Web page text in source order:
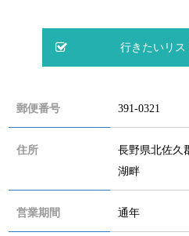
郵便番号 391-0321
住所
長野県北佐久
湖畔
営業期間 通年